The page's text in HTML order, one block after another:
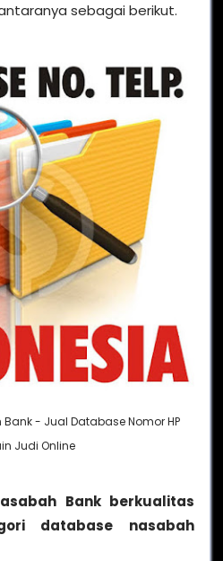
sebagai berikut.
- Jual Database Nomor HP
Judi Online
Bank berkualitas
database nasabah